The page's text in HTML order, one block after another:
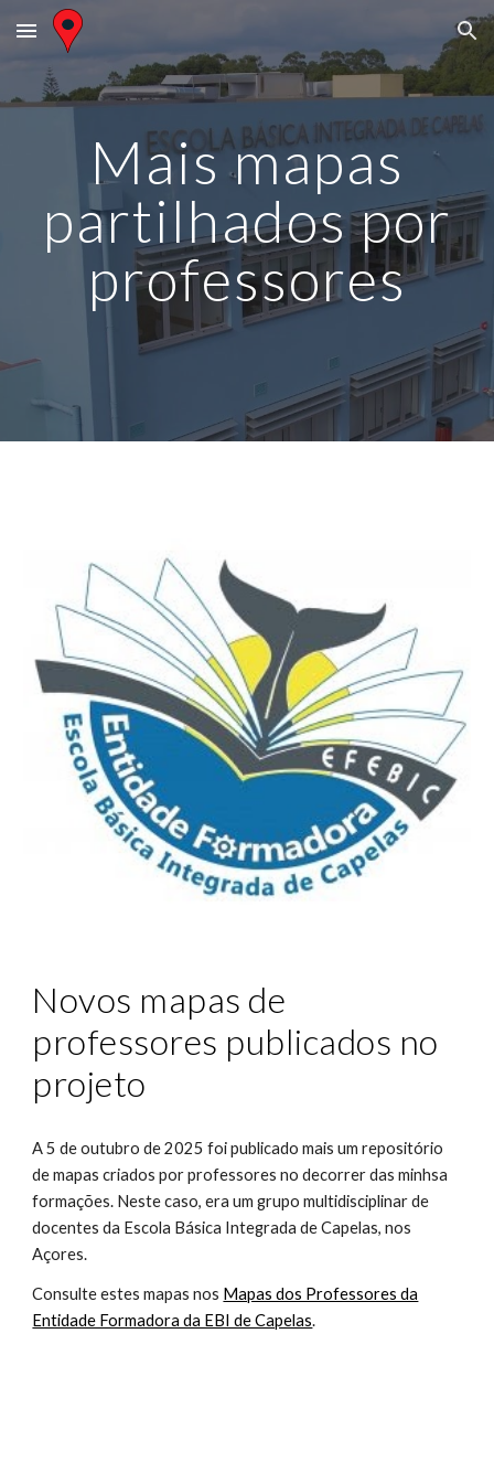
Skip to main content Skip to navigation
Mais mapas
partilhados por
professores
Novos mapas de
professores publicados no
projeto
A 5 de outubro de 2025 foi publicado mais um repositório
de mapas criados por professores no decorrer das minhsa
formações. Neste caso, era um grupo multidisciplinar de
docentes da Escola Básica Integrada de Capelas, nos
Açores.
Consulte estes mapas nos Mapas dos Professores da
Entidade Formadora da EBI de Capelas.